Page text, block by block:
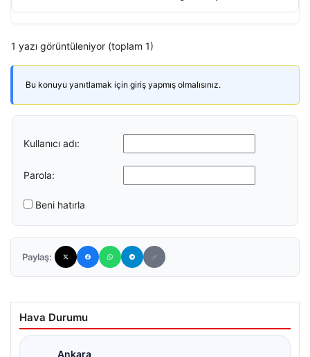
1 yazı görüntüleniyor (toplam 1)
Bu konuyu yanıtlamak için giriş yapmış olmalısınız.
Kullanıcı adı:
Parola:
Beni hatırla
Paylaş:
Hava Durumu
Ankara